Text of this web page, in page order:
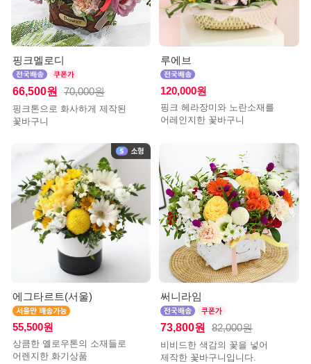
핑크멜로디
66,500원 70,000원
핑크톤으로 화사하게 제작된
꽃바구니
루에브
120,000원
핑크 헤라장미와 노란소재를
어레인지한 꽃바구니
에그타르트(서울)
55,500원
상큼한 옐로우톤의 소재들로
어렌지한 화기상품
써니라임
73,800원 82,000원
비비드한 색감의 꽃을 넣어
제작한 꽃바구니입니다.